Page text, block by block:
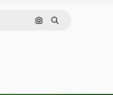
Поиск по изображению
Поиск